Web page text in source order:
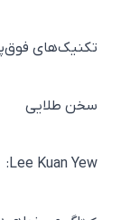
تکنیک‌های
سخن طلایی
Lee Kuan Yew: